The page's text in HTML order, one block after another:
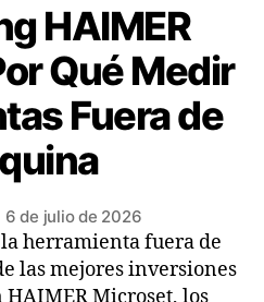
HAIMER
Qué Medir
Fuera de
6 de julio de 2026
herramienta fuera de
las mejores inversiones
Microset, los